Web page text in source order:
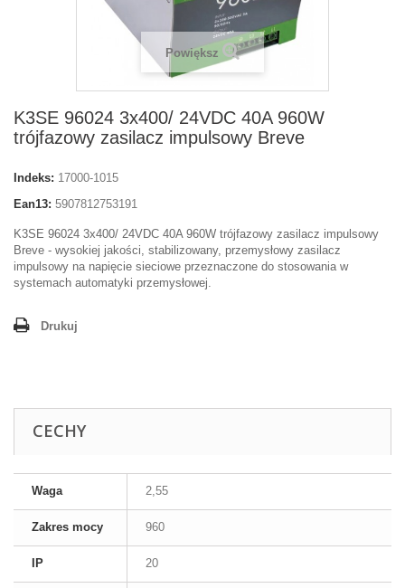
Powiększ
K3SE 96024 3x400/ 24VDC 40A 960W
trójfazowy zasilacz impulsowy Breve
Indeks: 17000-1015
Ean13: 5907812753191
K3SE 96024 3x400/ 24VDC 40A 960W trójfazowy zasilacz impulsowy
Breve - wysokiej jakości, stabilizowany, przemysłowy zasilacz
impulsowy na napięcie sieciowe przeznaczone do stosowania w
systemach automatyki przemysłowej.
Drukuj
CECHY
Waga 2,55
Zakres mocy 960
IP 20